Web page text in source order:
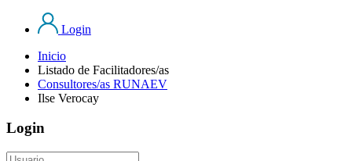
Login
Inicio
Listado de Facilitadores/as
Consultores/as RUNAEV
Ilse Verocay
Login